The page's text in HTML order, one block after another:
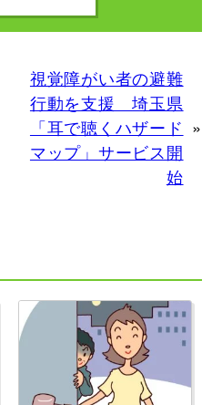
視覚障がい者の避難
行動を支援 埼玉県
「耳で聴くハザード
マップ」サービス開
始
»